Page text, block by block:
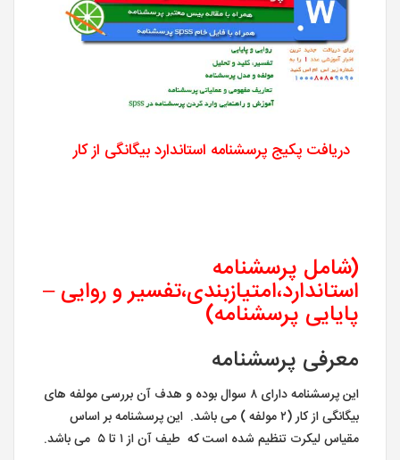
دریافت پکیج پرسشنامه استاندارد بیگانگی از کار
(شامل پرسشنامه
استاندارد،امتیازبندی،تفسیر و روایی –
پایایی پرسشنامه)
معرفی پرسشنامه
این پرسشنامه دارای ۸ سوال بوده و هدف آن بررسی مولفه های
بیگانگی از کار (۲ مولفه ) می باشد. این پرسشنامه بر اساس
مقیاس لیکرت تنظیم شده است که طیف آن از ۱ تا ۵ می باشد.